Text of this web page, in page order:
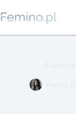
do
treści